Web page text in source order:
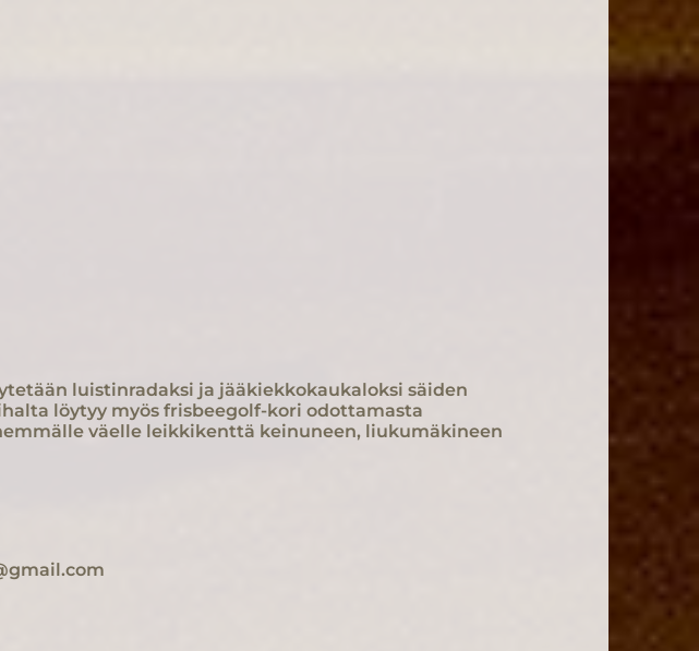
luistinradaksi ja jääkiekkokaukaloksi säiden
löytyy myös frisbeegolf-kori odottamasta
väelle leikkikenttä keinuneen, liukumäkineen